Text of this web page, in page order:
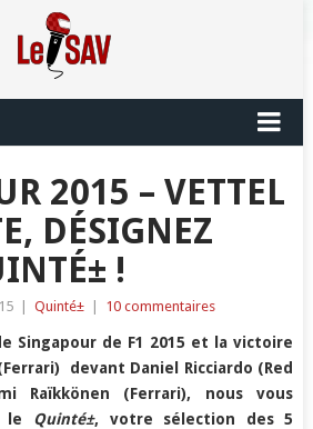
2015 – VETTEL
DÉSIGNEZ
!
Quinté± 10 commentaires
Singapour de F1 2015 et la victoire
devant Daniel Ricciardo (Red
Raïkkönen (Ferrari), nous vous
le Quinté±, votre sélection des 5